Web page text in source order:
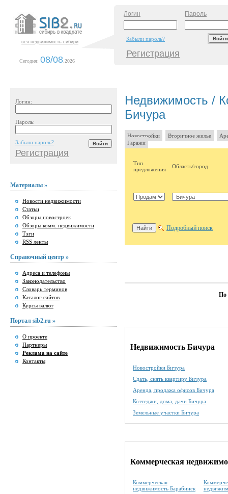
вся недвижимость сибири
Сегодня: 08/08 2026
Логин Пароль
Забыли пароль?
Регистрация
Логин:
Пароль:
Забыли пароль?
Регистрация
Материалы »
Новости недвижимости
Статьи
Обзоры новостроек
Обзоры комм. недвижимости
Тэги
RSS ленты
Справочный центр »
Адреса и телефоны
Законодательство
Словарь терминов
Каталог сайтов
Курсы валют
Портал sib2.ru »
О проекте
Партнеры
Реклама на сайте
Контакты
Недвижимость /
Бичура
Новостройки Вторичное жилье
Гаражи
Тип
предложения
Область/город
Подробный поиск
По
Недвижимость Бичура
Новостройки Бичура
Сдать, снять квартиру Бичура
Аренда, продажа офисов Бичура
Коттеджи, дома, дачи Бичура
Земельные участки Бичура
Коммерческая
Коммерческая
недвижимость Барабинск